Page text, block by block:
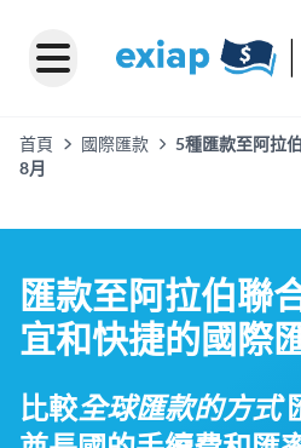
首頁 國際匯款
5種匯款至阿拉
8月
匯款至阿拉伯聯
宜和快捷的國際
比較全球匯款的方式